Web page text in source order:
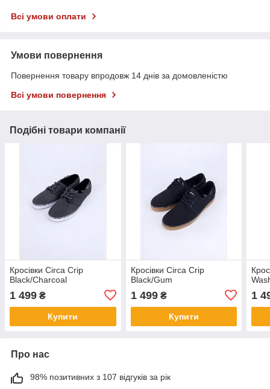
Всі умови оплати
Умови повернення
Повернення товару впродовж 14 днів за домовленістю
Всі умови повернення
Подібні товари компанії
Кросівки Circa Crip
Black/Charcoal
1 499 ₴
Купити
Кросівки Circa Crip
Black/Gum
1 499₴
Купити
1
Про нас
98% позитивних з 107 відгуків за рік